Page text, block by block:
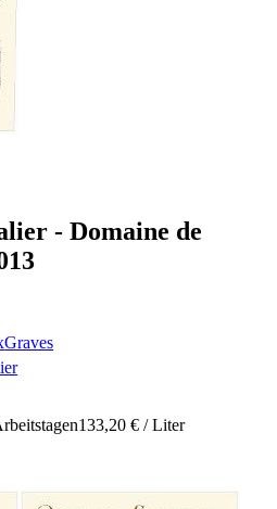
- Domaine de
Graves
133,20 € / Liter